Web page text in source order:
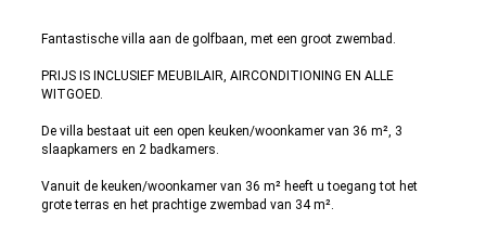
Fantastische villa aan de golfbaan, met een groot zwembad.
PRIJS IS INCLUSIEF MEUBILAIR, AIRCONDITIONING EN ALLE
WITGOED.
De villa bestaat uit een open keuken/woonkamer van 36 m², 3
slaapkamers en 2 badkamers.
Vanuit de keuken/woonkamer van 36 m² heeft u toegang tot het
grote terras en het prachtige zwembad van 34 m².